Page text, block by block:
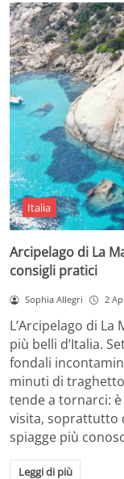
Italia
Arcipelago di La
consigli pratici
Sophia Allegri 2
L’Arcipelago di
più belli d’Italia.
fondali
minuti di
tende a tornarci:
visita, soprattutto
spiagge più
Leggi di più